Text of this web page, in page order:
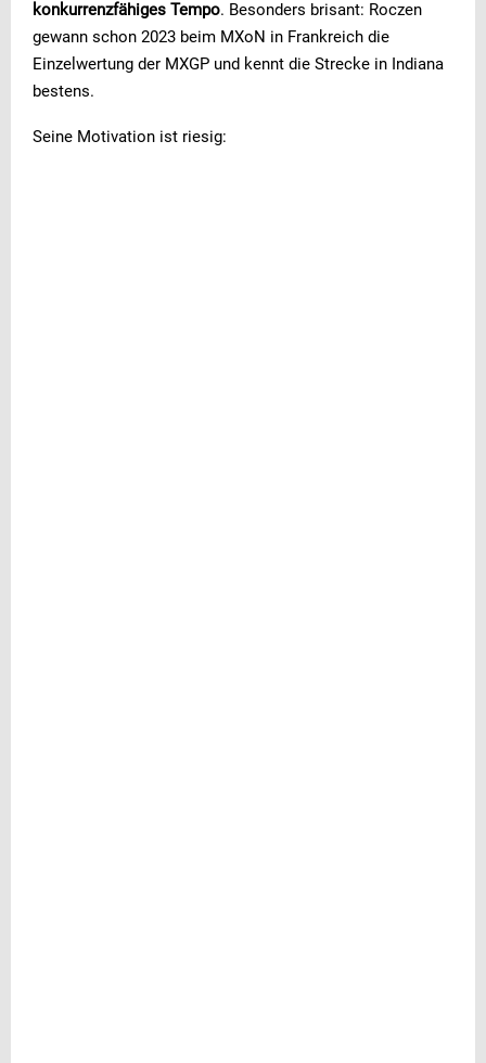
konkurrenzfähiges Tempo. Besonders brisant: Roczen
gewann schon 2023 beim MXoN in Frankreich die
Einzelwertung der MXGP und kennt die Strecke in Indiana
bestens.
Seine Motivation ist riesig: